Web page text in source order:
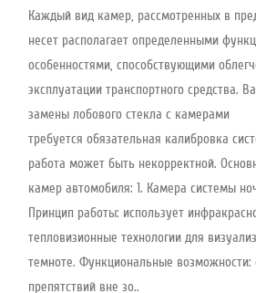
Каждый вид камер, рассмотренных в
несет располагает определенными
особенностями, способствующими
эксплуатации транспортного средства.
замены лобового стекла с камерами
требуется обязательная калибровка
работа может быть некорректной.
камер автомобиля: 1. Камера системы
Принцип работы: использует
тепловизионные технологии для
темноте. Функциональные возможности:
препятствий вне зо..